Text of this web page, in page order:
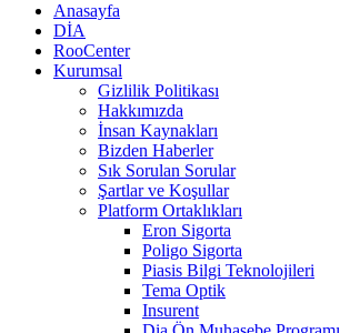
Anasayfa
DİA
RooCenter
Kurumsal
Gizlilik Politikası
Hakkımızda
İnsan Kaynakları
Bizden Haberler
Sık Sorulan Sorular
Şartlar ve Koşullar
Platform Ortaklıkları
Eron Sigorta
Poligo Sigorta
Piasis Bilgi Teknolojileri
Tema Optik
Insurent